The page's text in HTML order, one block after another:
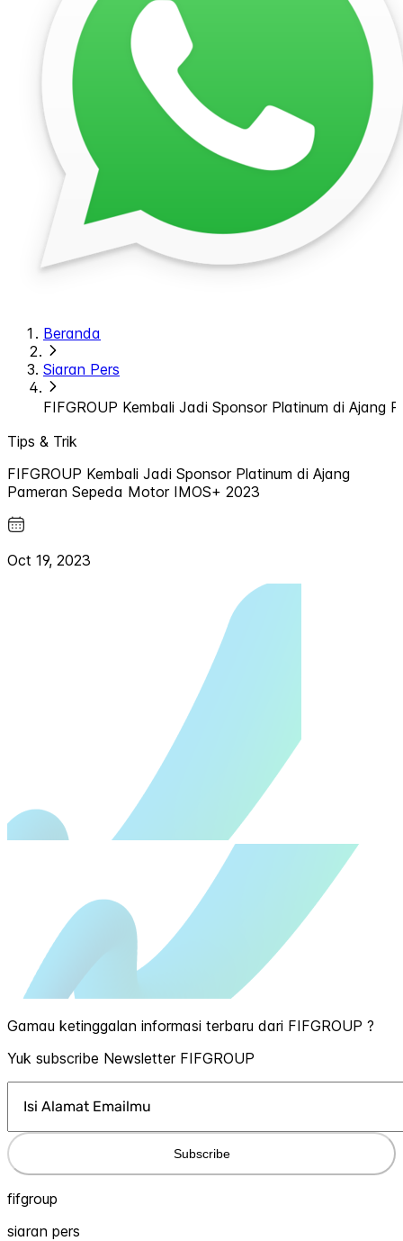
Beranda
Siaran Pers
FIFGROUP Kembali Jadi Sponsor Platinum di Ajang
Tips & Trik
FIFGROUP Kembali Jadi Sponsor Platinum di Ajang
Pameran Sepeda Motor IMOS+ 2023
Oct 19, 2023
Gamau ketinggalan informasi terbaru dari FIFGROUP ?
Yuk subscribe Newsletter FIFGROUP
Subscribe
fifgroup
siaran pers